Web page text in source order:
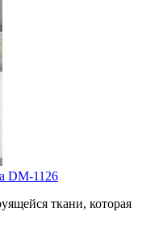
DM-1126
ткани, которая